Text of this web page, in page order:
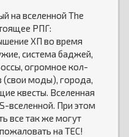
на вселенной The
РПГ:
ХП во время
система баджей,
огромное кол-
(свои моды), города,
квесты. Вселенная
вселенной. При этом
все так же могут
на ТЕС!